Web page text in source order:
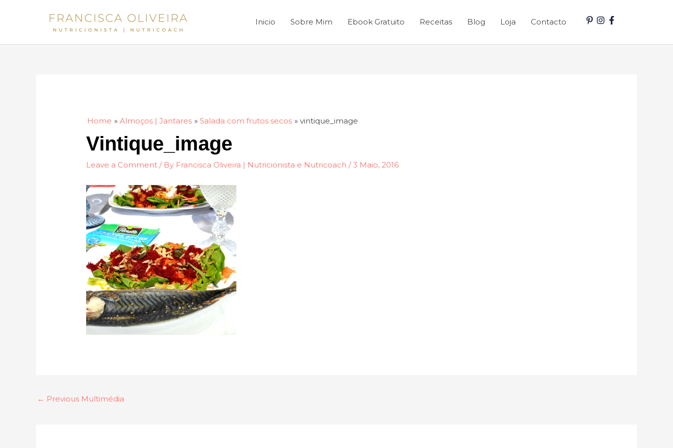
Inicio Sobre Mim Ebook Gratuito Receitas Blog Loja Contacto
Home Almoços | Jantares Salada com frutos secos vintique_image
Vintique_image
Leave a Comment / By Francisca Oliveira | Nutricionista e Nutricoach/3 Maio, 2016
← Previous Multimédia